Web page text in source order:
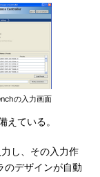
の入力画面
えている。
し、その入力作
のデザインが自動